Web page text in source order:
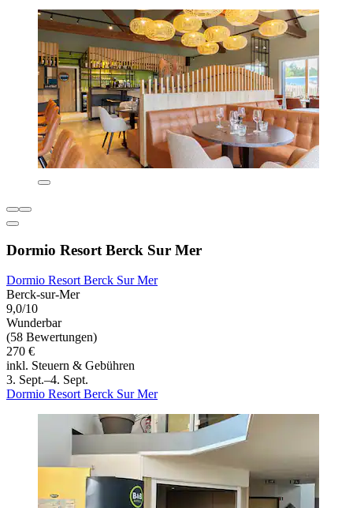
Dormio Resort Berck Sur Mer
Dormio Resort Berck Sur Mer
Berck-sur-Mer
9,0/10
Wunderbar
(58 Bewertungen)
270 €
inkl. Steuern & Gebühren
3. Sept.–4. Sept.
Dormio Resort Berck Sur Mer